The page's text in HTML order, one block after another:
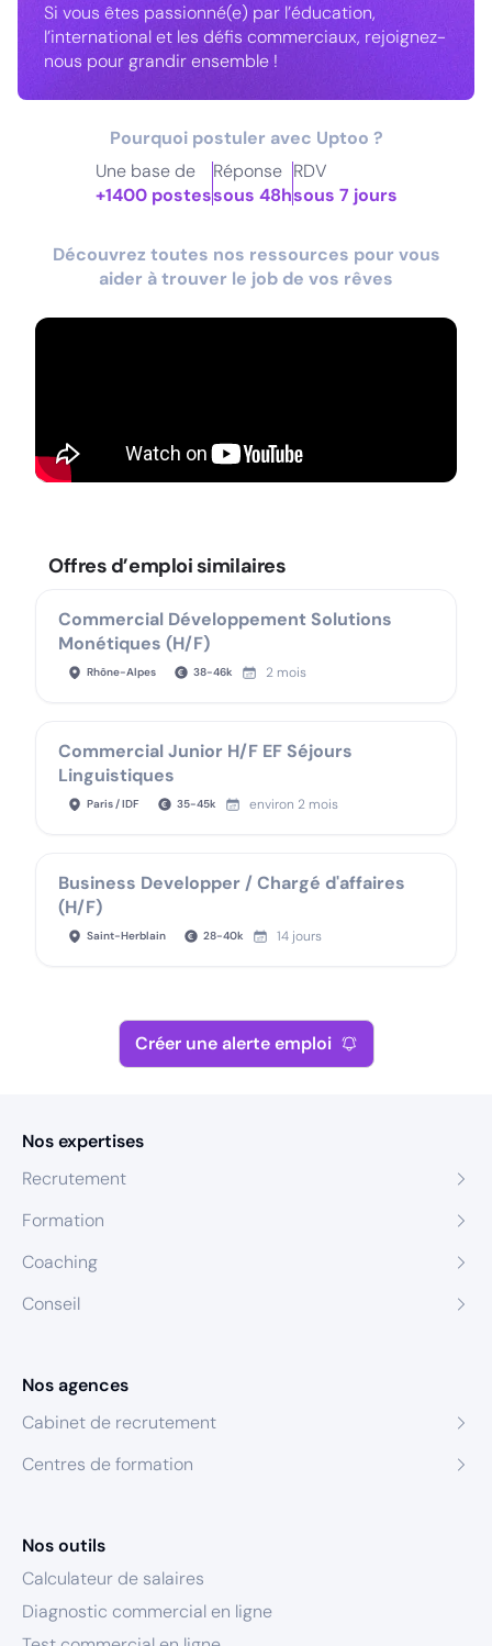
Si vous êtes passionné(e) par l’éducation,
l’international et les défis commerciaux, rejoignez-
nous pour grandir ensemble !
Pourquoi postuler avec Uptoo ?
Une base de
+1400 postes
Réponse
sous 48h
RDV
sous 7 jours
Découvrez toutes nos ressources pour vous
aider à trouver le job de vos rêves
Offres d’emploi similaires
Commercial Développement Solutions
Monétiques (H/F)
Rhône-Alpes 38-46k 2 mois
Commercial Junior H/F EF Séjours
Linguistiques
Paris / IDF 35-45k environ 2 mois
Business Developper / Chargé d'affaires
(H/F)
Saint-Herblain 28-40k 14 jours
Créer une alerte emploi
Nos expertises
Recrutement
Formation
Coaching
Conseil
Nos agences
Cabinet de recrutement
Centres de formation
Nos outils
Calculateur de salaires
Diagnostic commercial en ligne